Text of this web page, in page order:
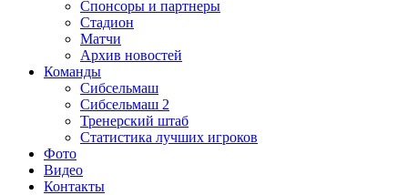
Спонсоры и партнеры
Стадион
Матчи
Архив новостей
Команды
Сибсельмаш
Сибсельмаш 2
Тренерский штаб
Статистика лучших игроков
Фото
Видео
Контакты